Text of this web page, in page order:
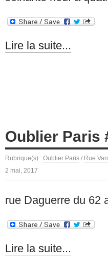
Lire la suite...
Oublier Paris
Rubrique(s) : Oublier Paris / Rue
2 mai, 2017
rue Daguerre du 62
Lire la suite...